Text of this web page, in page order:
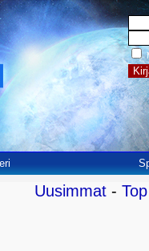
Uusimmat - Top